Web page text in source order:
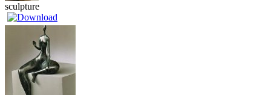
sculpture